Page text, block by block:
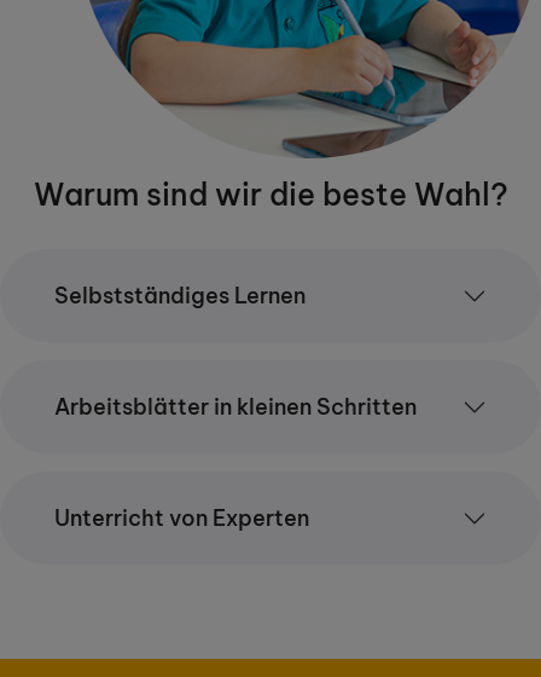
Warum sind wir die beste Wahl?
Selbstständiges Lernen
Arbeitsblätter in kleinen Schritten
Unterricht von Experten